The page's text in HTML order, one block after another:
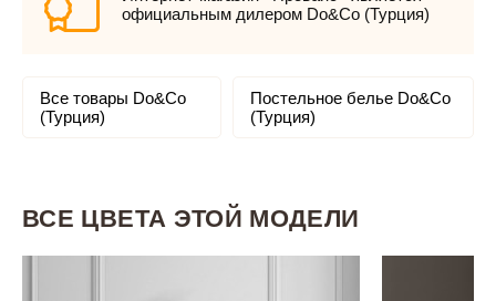
официальным дилером Do&Co (Турция)
Все товары Do&Co
(Турция)
Постельное белье Do&Co
(Турция)
ВСЕ ЦВЕТА ЭТОЙ МОДЕЛИ